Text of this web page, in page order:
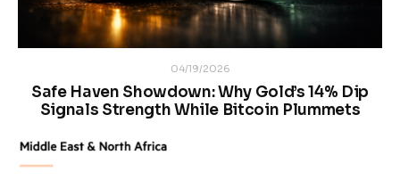
04/19/2026
Safe Haven Showdown: Why Gold’s 14% Dip
Signals Strength While Bitcoin Plummets